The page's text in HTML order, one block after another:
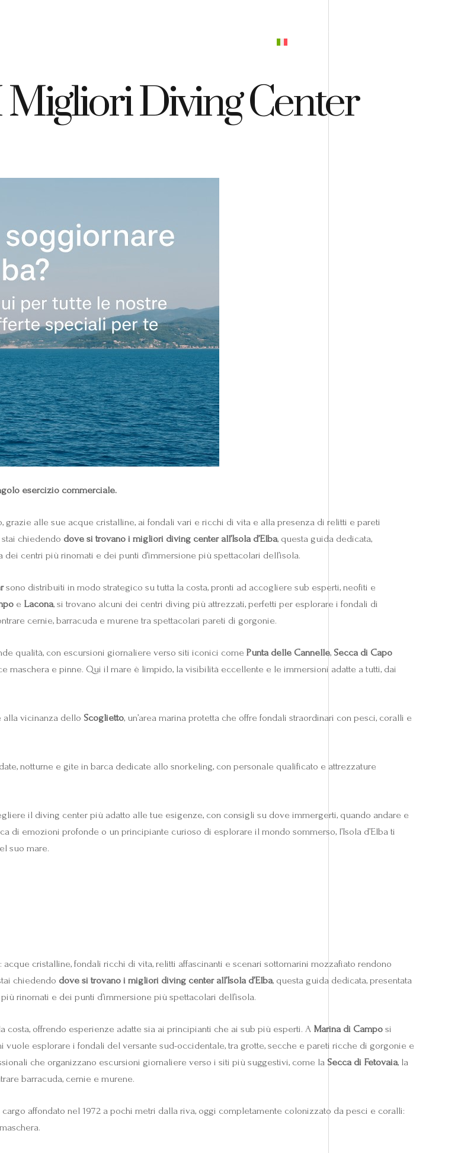
Diving Center
esercizio commerciale.
alle sue acque cristalline, ai fondali vari e ricchi di vita e alla presenza di relitti e pareti
chiedendo dove si trovano i migliori diving center all’Isola d’Elba, questa guida dedicata,
dei centri più rinomati e dei punti d’immersione più spettacolari dell’isola.
sono distribuiti in modo strategico su tutta la costa, pronti ad accogliere sub esperti, neofiti e
e Lacona, si trovano alcuni dei centri diving più attrezzati, perfetti per esplorare i fondali di
cernie, barracuda e murene tra spettacolari pareti di gorgonie.
qualità, con escursioni giornaliere verso siti iconici come Punta delle Cannelle, Secca di Capo
maschera e pinne. Qui il mare è limpido, la visibilità eccellente e le immersioni adatte a tutti, dai
alla vicinanza dello Scoglietto, un’area marina protetta che offre fondali straordinari con pesci, coralli e
notturne e gite in barca dedicate allo snorkeling, con personale qualificato e attrezzature
il diving center più adatto alle tue esigenze, con consigli su dove immergerti, quando andare e
di emozioni profonde o un principiante curioso di esplorare il mondo sommerso, l’Isola d’Elba ti
suo mare.
cristalline, fondali ricchi di vita, relitti affascinanti e scenari sottomarini mozzafiato rendono
chiedendo dove si trovano i migliori diving center all’Isola d’Elba, questa guida dedicata, presentata
rinomati e dei punti d’immersione più spettacolari dell’isola.
offrendo esperienze adatte sia ai principianti che ai sub più esperti. A Marina di Campo si
esplorare i fondali del versante sud-occidentale, tra grotte, secche e pareti ricche di gorgonie e
che organizzano escursioni giornaliere verso i siti più suggestivi, come la Secca di Fetovaia, la
barracuda, cernie e murene.
cargo affondato nel 1972 a pochi metri dalla riva, oggi completamente colonizzato da pesci e coralli: